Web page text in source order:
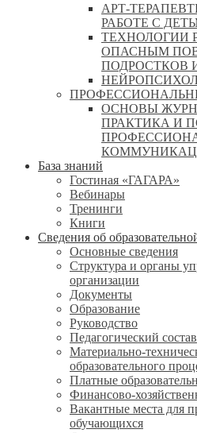
АРТ-
РАБОТЕ С
ТЕХНОЛОГИИ
ОПАСНЫМ
ПОДРОСТКОВ
ОСНОВЫ
ПРАКТИКА И
База знаний
Гостиная «ГАГАРА»
Вебинары
Тренинги
Книги
Сведения об
Основные сведения
Структура и органы
организации
Документы
Образование
Руководство
Педагогический состав
Материально-
образовательного
Платные
Финансово-
Вакантные места для
обучающихся